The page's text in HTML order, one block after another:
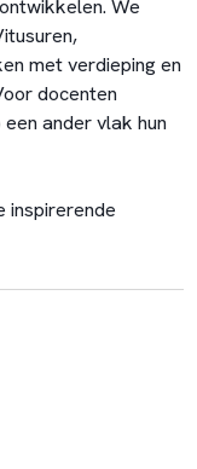
We
met verdieping en
docenten
ander vlak hun
inspirerende